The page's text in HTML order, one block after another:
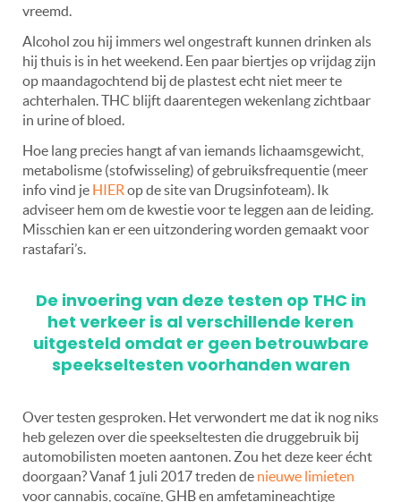
vreemd.
Alcohol zou hij immers wel ongestraft kunnen drinken als
hij thuis is in het weekend. Een paar biertjes op vrijdag zijn
op maandagochtend bij de plastest echt niet meer te
achterhalen. THC blijft daarentegen wekenlang zichtbaar
in urine of bloed.
Hoe lang precies hangt af van iemands lichaamsgewicht,
metabolisme (stofwisseling) of gebruiksfrequentie (meer
info vind je HIER op de site van Drugsinfoteam). Ik
adviseer hem om de kwestie voor te leggen aan de leiding.
Misschien kan er een uitzondering worden gemaakt voor
rastafari’s.
De invoering van deze testen op THC in
het verkeer is al verschillende keren
uitgesteld omdat er geen betrouwbare
speekseltesten voorhanden waren
Over testen gesproken. Het verwondert me dat ik nog niks
heb gelezen over die speekseltesten die druggebruik bij
automobilisten moeten aantonen. Zou het deze keer écht
doorgaan? Vanaf 1 juli 2017 treden de nieuwe limieten
voor cannabis, cocaïne, GHB en amfetamineachtige